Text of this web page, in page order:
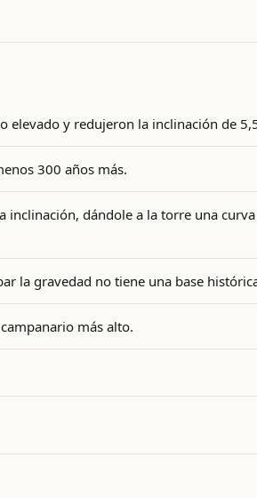
y redujeron la inclinación de
300 años más.
inclinación, dándole a la torre una
la gravedad no tiene una base
más alto.